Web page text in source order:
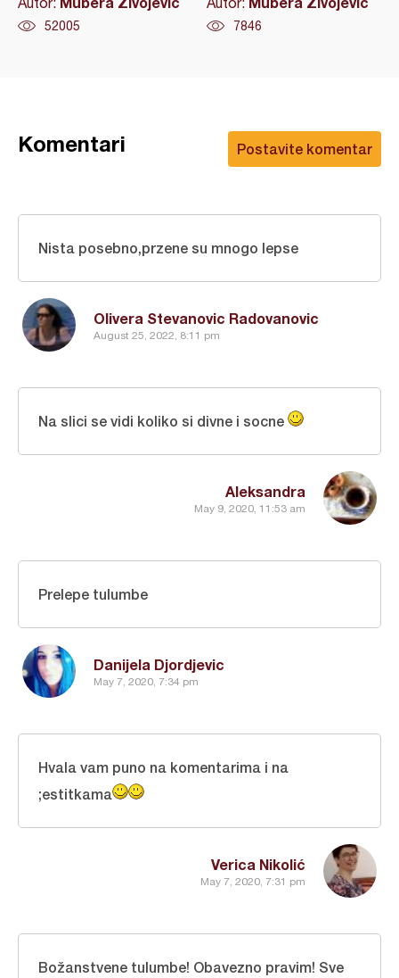
52005 7846
Postavite komentar
Komentari
Olivera Stevanovic Radovanovic
August 25, 2022, 8:11 pm
Nista posebno,przene su mnogo lepse
Aleksandra
May 9, 2020, 11:53 am
Na slici se vidi koliko si divne i socne
Danijela Djordjevic
May 7, 2020, 7:34 pm
Prelepe tulumbe
Verica Nikolić
May 7, 2020, 7:31 pm
Hvala vam puno na komentarima i na
;estitkama
Božanstvene tulumbe! Obavezno pravim! Sve